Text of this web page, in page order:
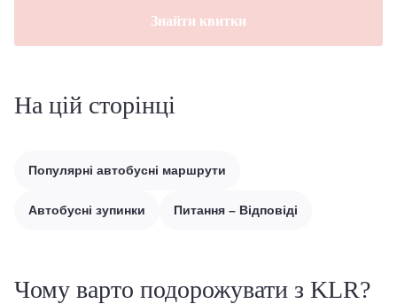
Знайти квитки
На цій сторінці
Популярні автобусні маршрути
Автобусні зупинки Питання – Відповіді
Чому варто подорожувати з KLR?